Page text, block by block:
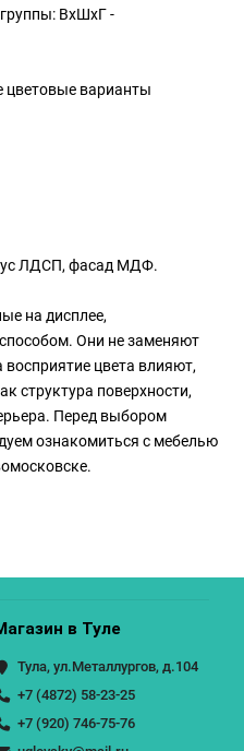
ВхШхГ -
цветовые варианты
ЛДСП, фасад МДФ.
на дисплее,
Они не заменяют
восприятие цвета влияют,
структура поверхности,
Перед выбором
ознакомиться с мебелью
в Туле
Тула, ул.Металлургов, д.104
+7 (4872) 58-23-25
+7 (920) 746-75-76